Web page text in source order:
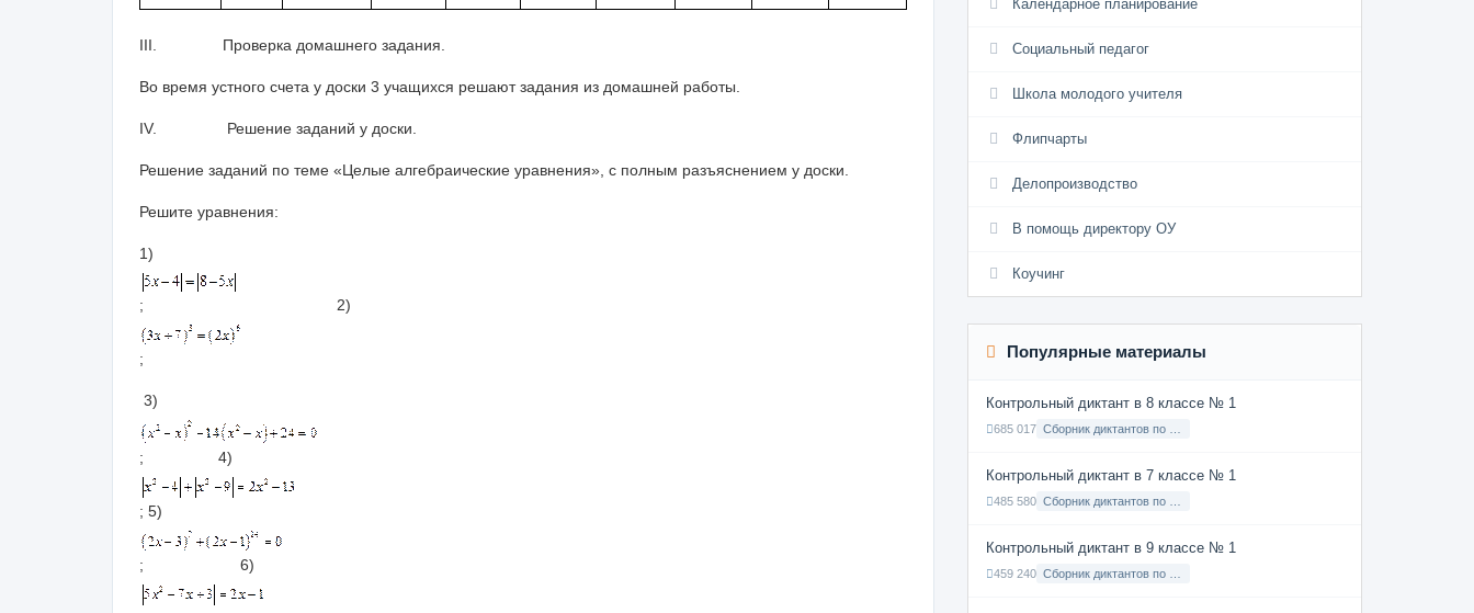
III. Проверка домашнего задания.
Во время устного счета у доски 3 учащихся решают задания из домашней работы.
IV. Решение заданий у доски.
Решение заданий по теме «Целые алгебраические уравнения», с полным разъяснением у доски.
Решите уравнения:
1)
; 2)
;
3)
; 4)
; 5)
; 6)
Календарное планирование
Социальный педагог
Школа молодого учителя
Флипчарты
Делопроизводство
В помощь директору ОУ
Коучинг
Популярные материалы
Контрольный диктант в 8 классе № 1
685 017
Контрольный диктант в 7 классе № 1
485 580
Контрольный диктант в 9 классе № 1
459 240